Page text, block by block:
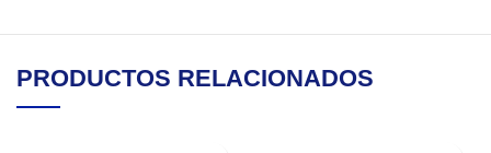
PRODUCTOS RELACIONADOS